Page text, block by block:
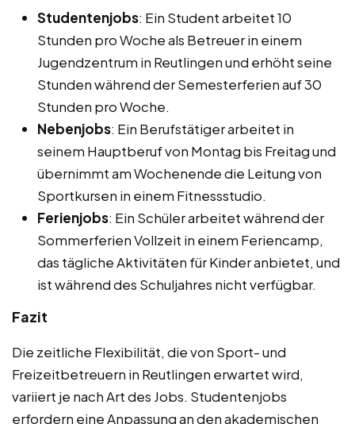
Studentenjobs: Ein Student arbeitet 10
Stunden pro Woche als Betreuer in einem
Jugendzentrum in Reutlingen und erhöht seine
Stunden während der Semesterferien auf 30
Stunden pro Woche.
Nebenjobs: Ein Berufstätiger arbeitet in
seinem Hauptberuf von Montag bis Freitag und
übernimmt am Wochenende die Leitung von
Sportkursen in einem Fitnessstudio.
Ferienjobs: Ein Schüler arbeitet während der
Sommerferien Vollzeit in einem Feriencamp,
das tägliche Aktivitäten für Kinder anbietet, und
ist während des Schuljahres nicht verfügbar.
Fazit
Die zeitliche Flexibilität, die von Sport- und
Freizeitbetreuern in Reutlingen erwartet wird,
variiert je nach Art des Jobs. Studentenjobs
erfordern eine Anpassung an den akademischen